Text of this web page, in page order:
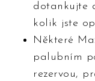
dotankujte
kolik jste
Některé
palubním
rezervou,